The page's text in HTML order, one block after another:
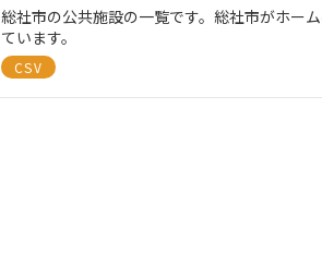
総社市の公共施設の一覧です。総社市がホー
ています。
CSV